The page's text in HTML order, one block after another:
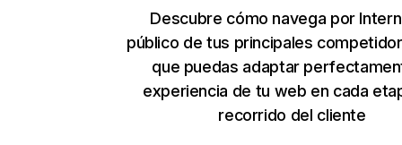
Descubre cómo navega por
público de tus principales
que puedas adaptar
experiencia de tu web en cada
recorrido del cliente